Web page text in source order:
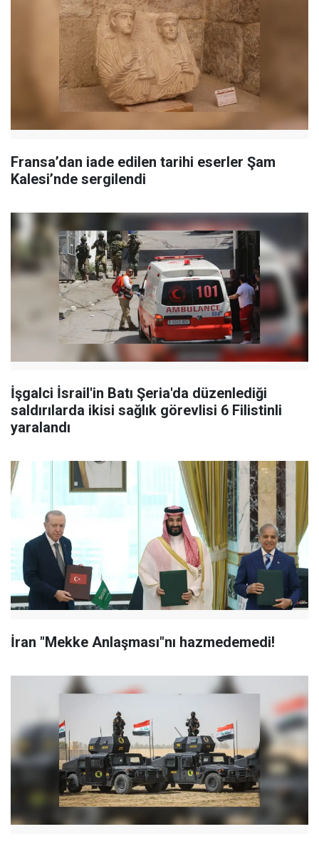
Fransa’dan iade edilen tarihi eserler Şam
Kalesi’nde sergilendi
İşgalci İsrail'in Batı Şeria'da düzenlediği
saldırılarda ikisi sağlık görevlisi 6 Filistinli
yaralandı
İran "Mekke Anlaşması"nı hazmedemedi!